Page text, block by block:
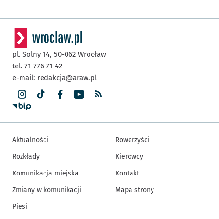
pl. Solny 14, 50-062 Wrocław
tel. 71 776 71 42
e-mail: redakcja@araw.pl
Aktualności
Rozkłady
Komunikacja miejska
Zmiany w komunikacji
Piesi
Rowerzyści
Kierowcy
Kontakt
Mapa strony